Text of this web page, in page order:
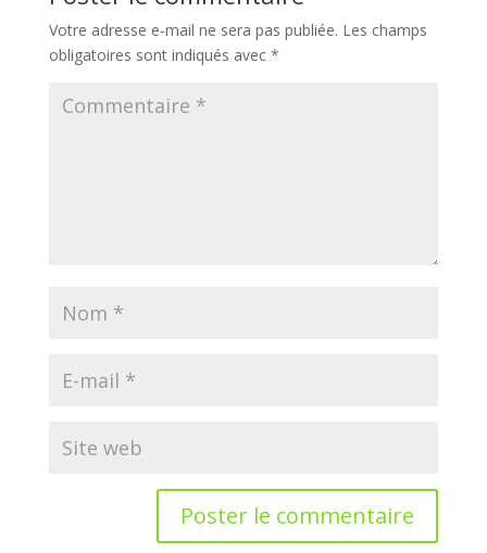
Votre adresse e-mail ne sera pas publiée. Les champs
obligatoires sont indiqués avec *